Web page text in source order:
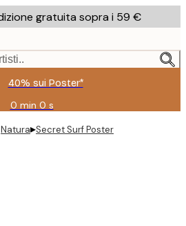
gratuita sopra i 59 €
40% sui Poster*
0 min 0 s
Valido
fino
a:
Natura▸Secret Surf Poster